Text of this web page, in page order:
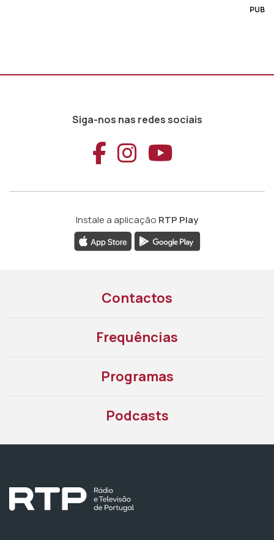
PUB
Siga-nos nas redes sociais
Aceder ao
Aceder ao
Aceder
Instale a aplicação RTP Play
Contactos
Frequências
Programas
Podcasts